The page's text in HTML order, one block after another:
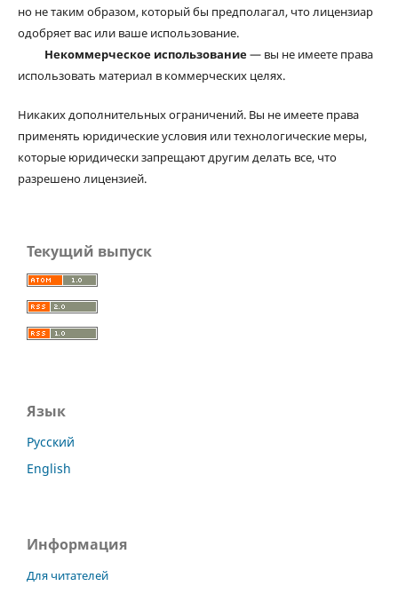
но не таким образом, который бы предполагал, что лицензиар
одобряет вас или ваше использование.
Некоммерческое использование— вы не имеете права
использовать материал в коммерческих целях.
Никаких дополнительных ограничений. Вы не имеете права
применять юридические условия или технологические меры,
которые юридически запрещают другим делать все, что
разрешено лицензией.
Текущий выпуск
Язык
Русский
English
Информация
Для читателей